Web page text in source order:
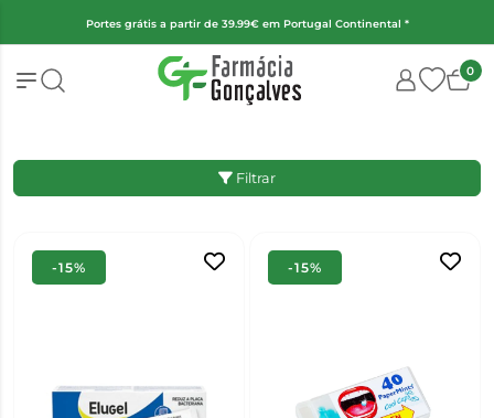
(Exceto fraldas, alimentação infantil e encomendas superiores a 2kg)
0
Filtrar
-15% -15%